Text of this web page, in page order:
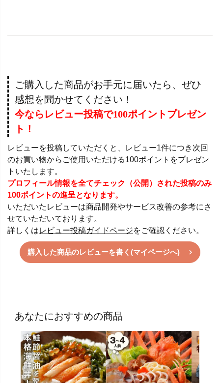
ご購入した商品がお手元に届いたら、ぜひ
感想を聞かせてください！
今ならレビュー投稿で100ポイントプレゼン
ト！
レビューを投稿していただくと、レビュー1件につき次回
のお買い物からご使用いただける100ポイントをプレゼン
トいたします。
プロフィール情報を全てチェック（公開）された投稿のみ
100ポイントの進呈となります。
いただいたレビューは商品開発やサービス改善の参考にさ
せていただいております。
詳しくは レビュー投稿ガイドページをご確認ください。
購入した商品のレビューを書く(マイページへ)
あなたにおすすめの商品